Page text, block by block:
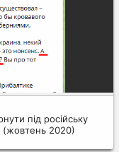
під російську
(жовтень 2020)